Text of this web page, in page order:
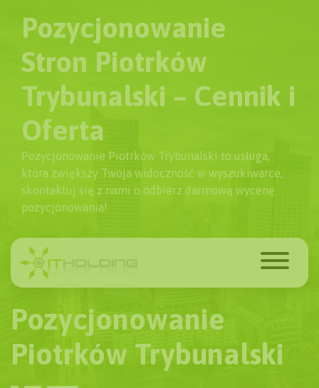
Pozycjonowanie
Stron Piotrków
Trybunalski – Cennik i
Oferta
Pozycjonowanie Piotrków Trybunalski to usługa,
która zwiększy Twoja widoczność w wyszukiwarce,
skontaktuj się z nami o odbierz darmową wycenę
pozycjonowania!
Pozycjonowanie
Piotrków Trybunalski